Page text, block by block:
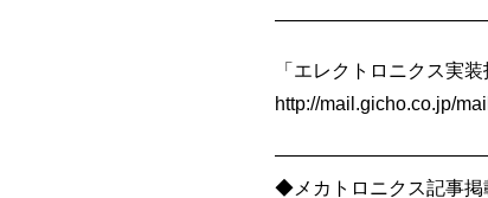
「エレクトロニクス実
http://mail.gicho.co.jp/
◆メカトロニクス記事